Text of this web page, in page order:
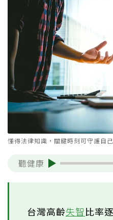
懂得法律知識，關鍵時刻可守護自
聽健康
台灣高齡失智比率